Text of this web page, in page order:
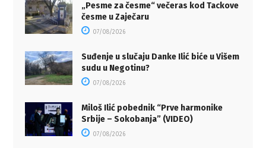
„Pesme za česme“ večeras kod Tackove
česme u Zaječaru
07/08/2026
Suđenje u slučaju Danke Ilić biće u Višem
sudu u Negotinu?
07/08/2026
Miloš Ilić pobednik “Prve harmonike
Srbije – Sokobanja” (VIDEO)
07/08/2026